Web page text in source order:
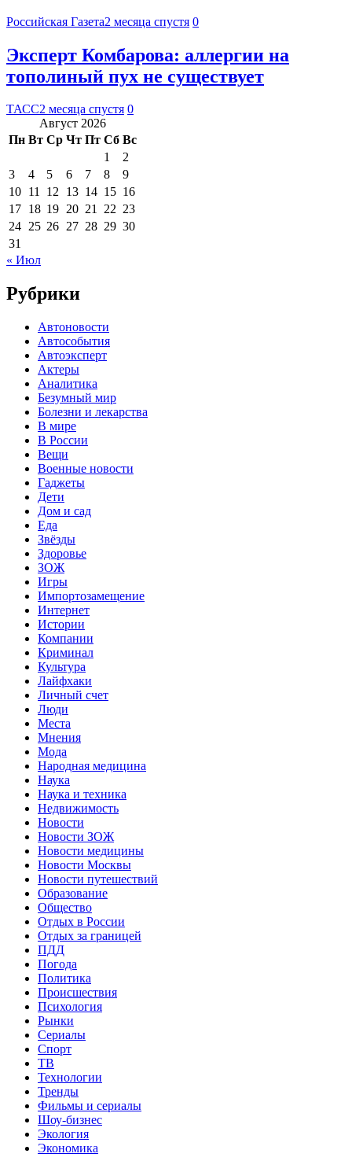
Российская Газета2 месяца спустя 0
Эксперт Комбарова: аллергии на
тополиный пух не существует
ТАСС2 месяца спустя 0
Август 2026
Пн Вт Ср Чт Пт Сб Вс
1
2
3
4 5 6 7 8
9
10 11 12 13 14 15 16
17 18 19 20 21 22 23
24 25 26 27 28 29 30
31
« Июл
Рубрики
Автоновости
Автособытия
Автоэксперт
Актеры
Аналитика
Безумный мир
Болезни и лекарства
В мире
В России
Вещи
Военные новости
Гаджеты
Дети
Дом и сад
Еда
Звёзды
Здоровье
ЗОЖ
Игры
Импортозамещение
Интернет
Истории
Компании
Криминал
Культура
Лайфхаки
Личный счет
Люди
Места
Мнения
Мода
Народная медицина
Наука
Наука и техника
Недвижимость
Новости
Новости ЗОЖ
Новости медицины
Новости Москвы
Новости путешествий
Образование
Общество
Отдых в России
Отдых за границей
ПДД
Погода
Политика
Происшествия
Психология
Рынки
Сериалы
Спорт
ТВ
Технологии
Тренды
Фильмы и сериалы
Шоу-бизнес
Экология
Экономика